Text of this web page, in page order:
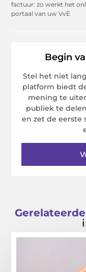
factuur: zo werkt het
portaal van uw VvE
Begin
Stel het niet
platform biedt
mening te
publiek te
en zet de eerste